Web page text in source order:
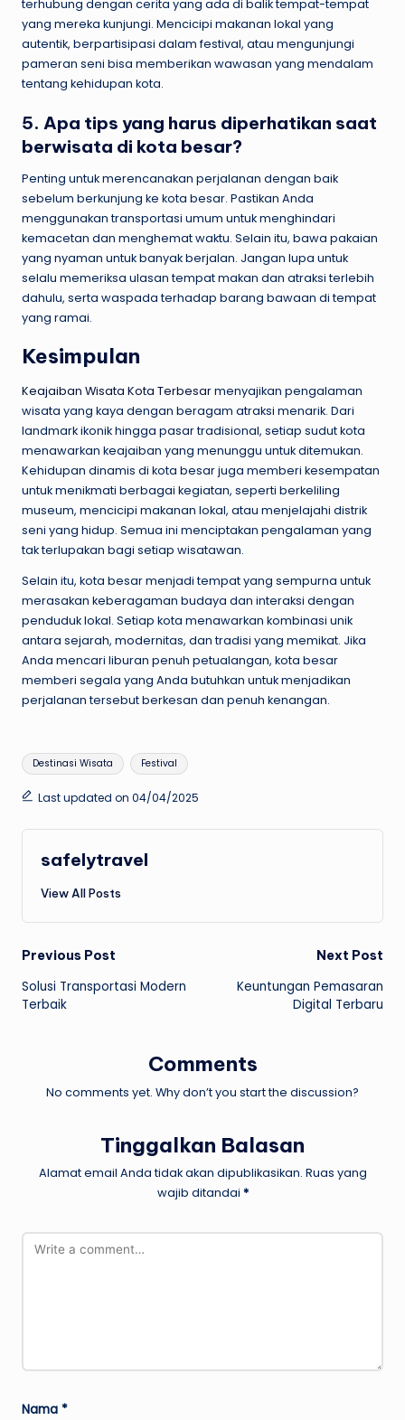
terhubung dengan cerita yang ada di balik tempat-tempat
yang mereka kunjungi. Mencicipi makanan lokal yang
autentik, berpartisipasi dalam festival, atau mengunjungi
pameran seni bisa memberikan wawasan yang mendalam
tentang kehidupan kota.
5. Apa tips yang harus diperhatikan saat
berwisata di kota besar?
Penting untuk merencanakan perjalanan dengan baik
sebelum berkunjung ke kota besar. Pastikan Anda
menggunakan transportasi umum untuk menghindari
kemacetan dan menghemat waktu. Selain itu, bawa pakaian
yang nyaman untuk banyak berjalan. Jangan lupa untuk
selalu memeriksa ulasan tempat makan dan atraksi terlebih
dahulu, serta waspada terhadap barang bawaan di tempat
yang ramai.
Kesimpulan
Keajaiban Wisata Kota Terbesarmenyajikan pengalaman
wisata yang kaya dengan beragam atraksi menarik. Dari
landmark ikonik hingga pasar tradisional, setiap sudut kota
menawarkan keajaiban yang menunggu untuk ditemukan.
Kehidupan dinamis di kota besar juga memberi kesempatan
untuk menikmati berbagai kegiatan, seperti berkeliling
museum, mencicipi makanan lokal, atau menjelajahi distrik
seni yang hidup. Semua ini menciptakan pengalaman yang
tak terlupakan bagi setiap wisatawan.
Selain itu, kota besar menjadi tempat yang sempurna untuk
merasakan keberagaman budaya dan interaksi dengan
penduduk lokal. Setiap kota menawarkan kombinasi unik
antara sejarah, modernitas, dan tradisi yang memikat. Jika
Anda mencari liburan penuh petualangan, kota besar
memberi segala yang Anda butuhkan untuk menjadikan
perjalanan tersebut berkesan dan penuh kenangan.
Tags:
Destinasi Wisata Festival
Last updated on 04/04/2025
safelytravel
View All Posts
Post
navigation
Previous Post
Solusi Transportasi Modern
Terbaik
Next Post
Keuntungan Pemasaran
Digital Terbaru
Comments
No comments yet. Why don’t you start the discussion?
Tinggalkan Balasan
Alamat email Anda tidak akan dipublikasikan. Ruas yang
wajib ditandai *
Nama *